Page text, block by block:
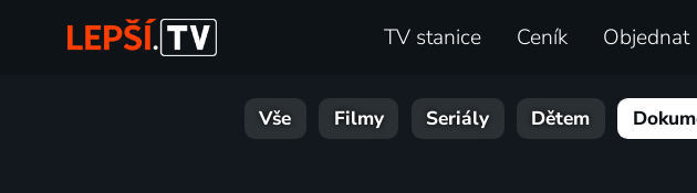
TV stanice Ceník Objednat
Vše Filmy Seriály Dětem